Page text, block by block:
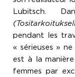
Lubitsch.
pendant les
« sérieuses »
est à la
femmes par